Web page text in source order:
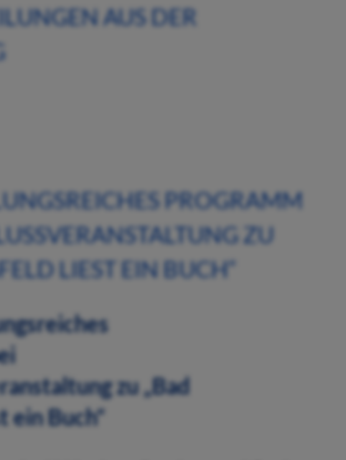
AUS DER
PROGRAMM
ZU
LIEST EIN BUCH“